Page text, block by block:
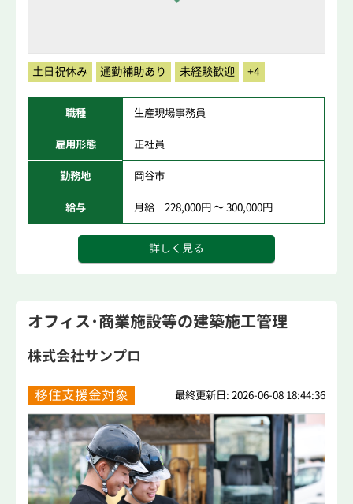
土日祝休み 通勤補助あり 未経験歓迎 +4
職種 生産現場事務員
雇用形態 正社員
勤務地 岡谷市
給与 月給 228,000円 ～ 300,000円
詳しく見る
オフィス･商業施設等の建築施工管理
株式会社サンプロ
移住支援金対象 最終更新日: 2026-06-08 18:44:36